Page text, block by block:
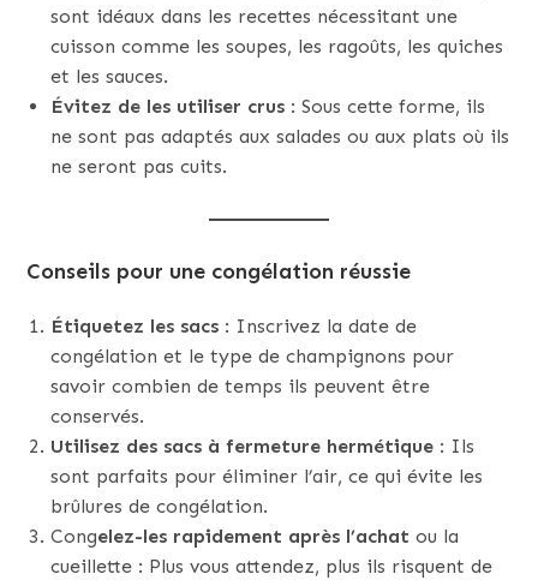
sont idéaux dans les recettes nécessitant une
cuisson comme les soupes, les ragoûts, les quiches
et les sauces.
Évitez de les utiliser crus : Sous cette forme, ils
ne sont pas adaptés aux salades ou aux plats où ils
ne seront pas cuits.
Conseils pour une congélation réussie
Étiquetez les sacs : Inscrivez la date de
congélation et le type de champignons pour
savoir combien de temps ils peuvent être
conservés.
Utilisez des sacs à fermeture hermétique : Ils
sont parfaits pour éliminer l’air, ce qui évite les
brûlures de congélation.
Congelez-les rapidement après l’achat ou la
cueillette : Plus vous attendez, plus ils risquent de